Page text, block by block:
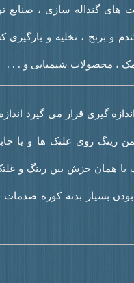
گنداله سازی ، صنایع
و برنج ، تخلیه و بارگیری
، محصولات شیمیایی و . . .
گیری قرار می گیرد
رینگ روی غلتک ها و یا
همان خزش بین رینگ و
بسیار بدنه کوره صدمات